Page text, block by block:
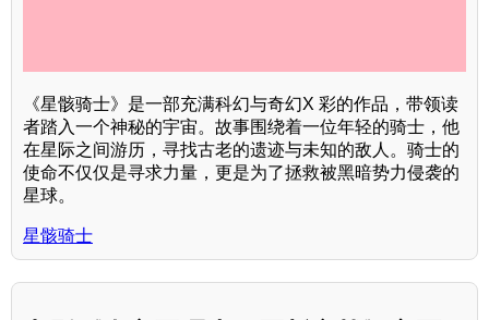
《星骸骑士》是一部充满科幻与奇幻X 彩的作品，带领读
者踏入一个神秘的宇宙。故事围绕着一位年轻的骑士，他
在星际之间游历，寻找古老的遗迹与未知的敌人。骑士的
使命不仅仅是寻求力量，更是为了拯救被黑暗势力侵袭的
星球。
星骸骑士